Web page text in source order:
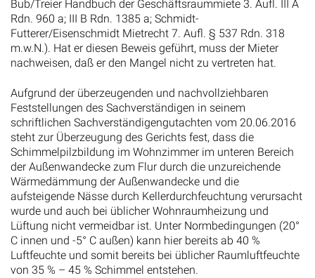
Bub/Treier Handbuch der Geschäftsraummiete 3. Aufl. III A
Rdn. 960 a; III B Rdn. 1385 a; Schmidt-
Futterer/Eisenschmidt Mietrecht 7. Aufl. § 537 Rdn. 318
m.w.N.). Hat er diesen Beweis geführt, muss der Mieter
nachweisen, daß er den Mangel nicht zu vertreten hat.
Aufgrund der überzeugenden und nachvollziehbaren
Feststellungen des Sachverständigen in seinem
schriftlichen Sachverständigengutachten vom 20.06.2016
steht zur Überzeugung des Gerichts fest, dass die
Schimmelpilzbildung im Wohnzimmer im unteren Bereich
der Außenwandecke zum Flur durch die unzureichende
Wärmedämmung der Außenwandecke und die
aufsteigende Nässe durch Kellerdurchfeuchtung verursacht
wurde und auch bei üblicher Wohnraumheizung und
Lüftung nicht vermeidbar ist. Unter Normbedingungen (20°
C innen und -5° C außen) kann hier bereits ab 40 %
Luftfeuchte und somit bereits bei üblicher Raumluftfeuchte
von 35 % – 45 % Schimmel entstehen.